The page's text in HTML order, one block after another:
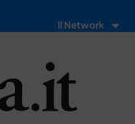
Il Network